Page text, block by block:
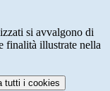
si avvalgono di
finalità illustrate nella
tutti i cookies